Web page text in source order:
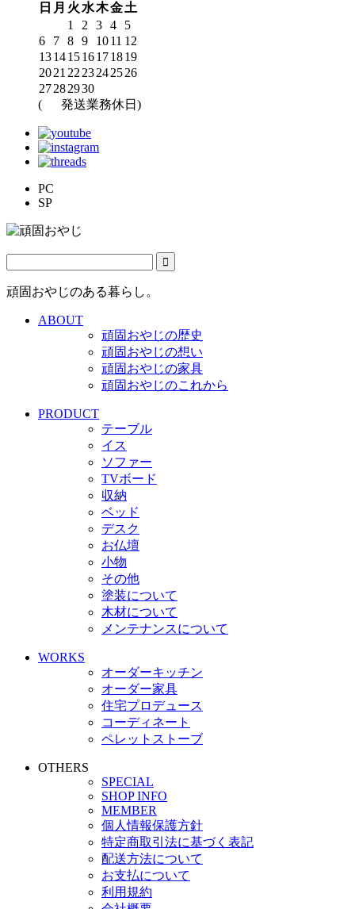
日 月 火 水木金土
1
2 3 4
5
6
7 8 9 1011 12
13141516171819
2021 22 23242526
27282930
(
発送業務休日)
PC
SP
頑固おやじのある暮らし。
ABOUT
頑固おやじの歴史
頑固おやじの想い
頑固おやじの家具
頑固おやじのこれから
PRODUCT
テーブル
イス
ソファー
TVボード
収納
ベッド
デスク
お仏壇
小物
その他
塗装について
木材について
メンテナンスについて
WORKS
オーダーキッチン
オーダー家具
住宅プロデュース
コーディネート
ペレットストーブ
OTHERS
SPECIAL
SHOP INFO
MEMBER
個人情報保護方針
特定商取引法に基づく表記
配送方法について
お支払について
利用規約